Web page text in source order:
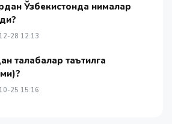
Ўзбекистонда нималар
28 12:13
талабалар таътилга
25 15:16